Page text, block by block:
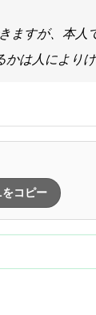
ますが、本人
かは人により
コピー